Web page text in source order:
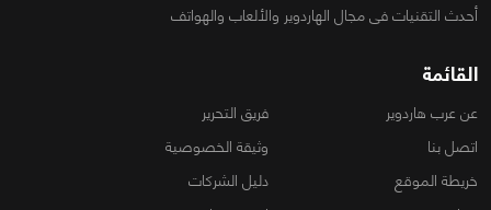
أحدث التقنيات فى مجال الهاردوير والألعاب والهواتف
القائمة
عن عرب هاردوير
فريق التحرير
اتصل بنا
وثيقة الخصوصية
خريطة الموقع
دليل الشركات